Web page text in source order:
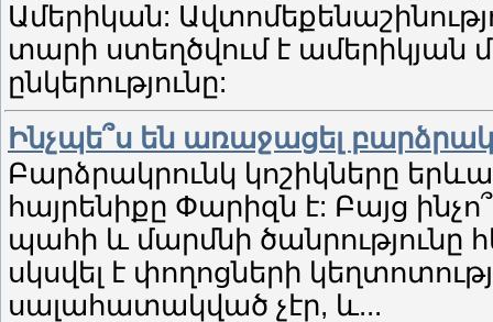
Ամերիկան:
տարի ստեղծվում է
ընկերությունը:
Ինչպե՞ս են առաջացել
Բարձրակրունկ կոշիկները
հայրենիքը Փարիզն է: Բայց
պահի և մարմնի ծանրությունը
սկսվել է փողոցների
սալահատակված չէր, և...